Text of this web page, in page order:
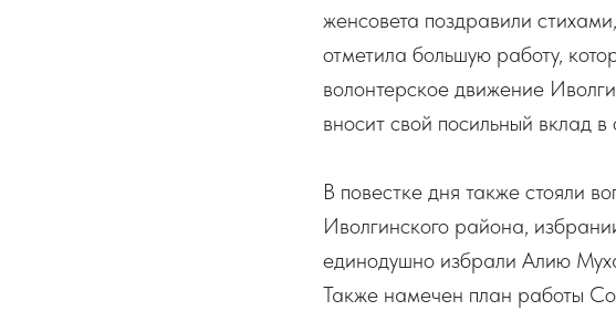
женсовета поздравили
отметила большую работу,
волонтерское движение
вносит свой посильный вклад
В повестке дня также стояли
Иволгинского района,
единодушно избрали Алию
Также намечен план работы